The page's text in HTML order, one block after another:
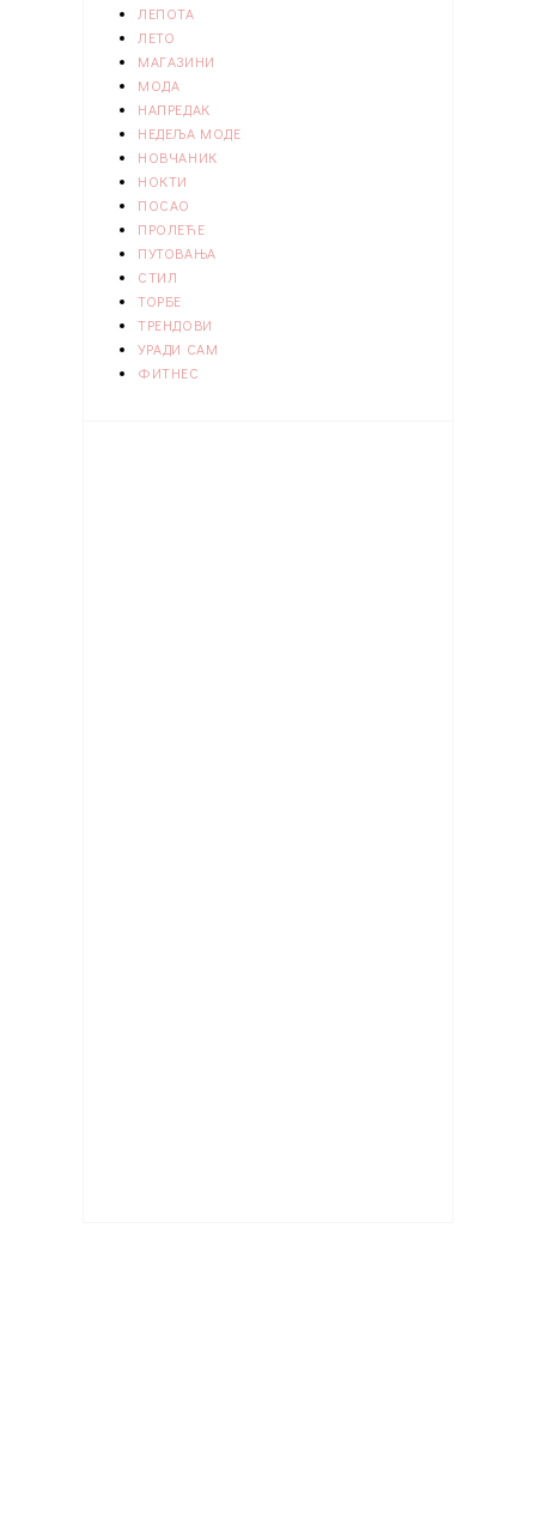
ЛЕПОТА
ЛЕТО
МАГАЗИНИ
МОДА
НАПРЕДАК
НЕДЕЉА МОДЕ
НОВЧАНИК
НОКТИ
ПОСАО
ПРОЛЕЋЕ
ПУТОВАЊА
СТИЛ
ТОРБЕ
ТРЕНДОВИ
УРАДИ САМ
ФИТНЕС